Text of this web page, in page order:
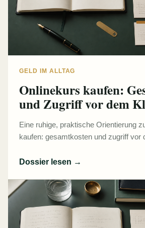
GELD IM ALLTAG
Onlinekurs kaufen:
und Zugriff vor dem
Eine ruhige, praktische Orientierung
kaufen: gesamtkosten und zugriff vor
Dossier lesen →